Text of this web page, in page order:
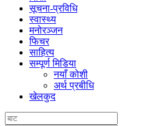
सूचना-प्रविधि
स्वास्थ्य
मनोरञ्जन
फिचर
साहित्य
सम्पूर्ण मिडिया
नयाँ कोशी
अर्थ प्रबीधि
खेलकुद